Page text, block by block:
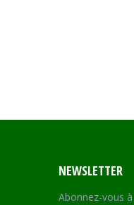
NEWSLETTER
Abonnez-vous